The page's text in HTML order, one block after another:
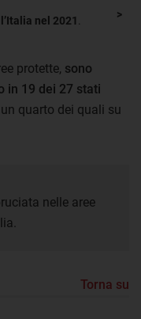
nel 2021
protette, sono
in 19 dei 27 stati
un quarto dei quali su
nelle aree
Torna su